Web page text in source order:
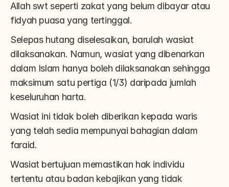
Allah swt seperti zakat yang belum dibayar atau
fidyah puasa yang tertinggal.
Selepas hutang diselesaikan, barulah wasiat
dilaksanakan. Namun, wasiat yang dibenarkan
dalam Islam hanya boleh dilaksanakan sehingga
maksimum satu pertiga (1/3) daripada jumlah
keseluruhan harta.
Wasiat ini tidak boleh diberikan kepada waris
yang telah sedia mempunyai bahagian dalam
faraid.
Wasiat bertujuan memastikan hak individu
tertentu atau badan kebajikan yang tidak